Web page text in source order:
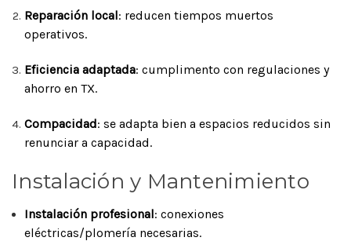
Reparación local: reducen tiempos muertos
operativos.
Eficiencia adaptada: cumplimento con regulaciones y
ahorro en TX.
Compacidad: se adapta bien a espacios reducidos sin
renunciar a capacidad.
Instalación y Mantenimiento
Instalación profesional: conexiones
eléctricas/plomería necesarias.